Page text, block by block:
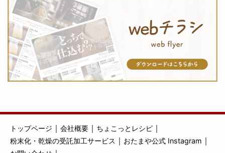
トップページ ｜ 会社概要 ｜ ちょこっとレシピ ｜
粉末化・乾燥の受託加工サービス ｜ おたまや公式 Instagram ｜